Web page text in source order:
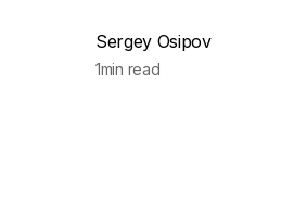
Sergey Osipov
1min read